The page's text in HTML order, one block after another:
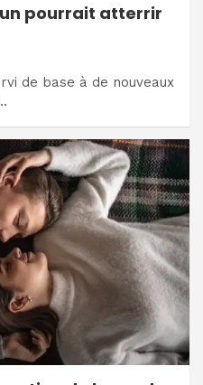
pourrait atterrir
de base à de nouveaux